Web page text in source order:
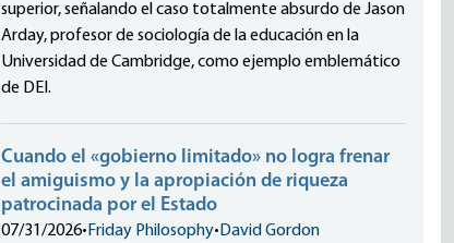
superior, señalando el caso totalmente absurdo de Jason
Arday, profesor de sociología de la educación en la
Universidad de Cambridge, como ejemplo emblemático
de DEI.
Cuando el «gobierno limitado» no logra frenar
el amiguismo y la apropiación de riqueza
patrocinada por el Estado
07/31/2026• Friday Philosophy• David Gordon